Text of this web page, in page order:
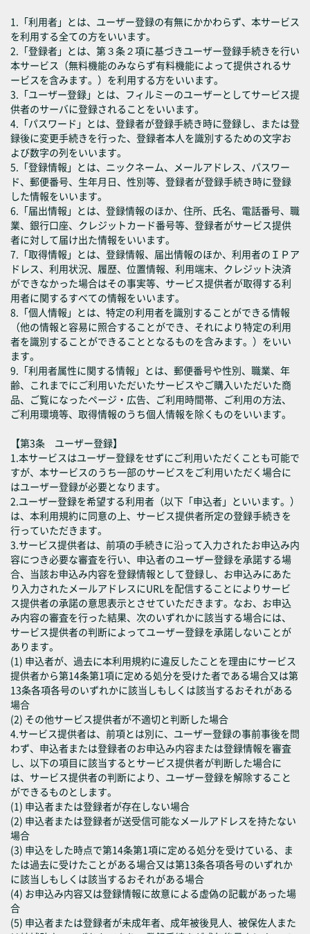
1.「利用者」とは、ユーザー登録の有無にかかわらず、本サービス
を利用する全ての方をいいます。
2.「登録者」とは、第３条２項に基づきユーザー登録手続きを行い
本サービス（無料機能のみならず有料機能によって提供されるサ
ービスを含みます。）を利用する方をいいます。
3.「ユーザー登録」とは、フィルミーのユーザーとしてサービス提
供者のサーバに登録されることをいいます。
4.「パスワード」とは、登録者が登録手続き時に登録し、または登
録後に変更手続きを行った、登録者本人を識別するための文字お
よび数字の列をいいます。
5.「登録情報」とは、ニックネーム、メールアドレス、パスワー
ド、郵便番号、生年月日、性別等、登録者が登録手続き時に登録
した情報をいいます。
6.「届出情報」とは、登録情報のほか、住所、氏名、電話番号、職
業、銀行口座、クレジットカード番号等、登録者がサービス提供
者に対して届け出た情報をいいます。
7.「取得情報」とは、登録情報、届出情報のほか、利用者のＩＰア
ドレス、利用状況、履歴、位置情報、利用端末、クレジット決済
ができなかった場合はその事実等、サービス提供者が取得する利
用者に関するすべての情報をいいます。
8.「個人情報」とは、特定の利用者を識別することができる情報
（他の情報と容易に照合することができ、それにより特定の利用
者を識別することができることとなるものを含みます。）をいい
ます。
9.「利用者属性に関する情報」とは、郵便番号や性別、職業、年
齢、これまでにご利用いただいたサービスやご購入いただいた商
品、ご覧になったページ・広告、ご利用時間帯、ご利用の方法、
ご利用環境等、取得情報のうち個人情報を除くものをいいます。
【第3条 ユーザー登録】
1.本サービスはユーザー登録をせずにご利用いただくことも可能で
すが、本サービスのうち一部のサービスをご利用いただく場合に
はユーザー登録が必要となります。
2.ユーザー登録を希望する利用者（以下「申込者」といいます。）
は、本利用規約に同意の上、サービス提供者所定の登録手続きを
行っていただきます。
3.サービス提供者は、前項の手続きに沿って入力されたお申込み内
容につき必要な審査を行い、申込者のユーザー登録を承諾する場
合、当該お申込み内容を登録情報として登録し、お申込みにあた
り入力されたメールアドレスにURLを配信することによりサービ
ス提供者の承諾の意思表示とさせていただきます。なお、お申込
み内容の審査を行った結果、次のいずれかに該当する場合には、
サービス提供者の判断によってユーザー登録を承諾しないことが
あります。
(1) 申込者が、過去に本利用規約に違反したことを理由にサービス
提供者から第14条第1項に定める処分を受けた者である場合又は第
13条各項各号のいずれかに該当しもしくは該当するおそれがある
場合
(2) その他サービス提供者が不適切と判断した場合
4.サービス提供者は、前項とは別に、ユーザー登録の事前事後を問
わず、申込者または登録者のお申込み内容または登録情報を審査
し、以下の項目に該当するとサービス提供者が判断した場合に
は、サービス提供者の判断により、ユーザー登録を解除すること
ができるものとします。
(1) 申込者または登録者が存在しない場合
(2) 申込者または登録者が送受信可能なメールアドレスを持たない
場合
(3) 申込をした時点で第14条第1項に定める処分を受けている、ま
たは過去に受けたことがある場合又は第13条各項各号のいずれか
に該当しもしくは該当するおそれがある場合
(4) お申込み内容又は登録情報に故意による虚偽の記載があった場
合
(5) 申込者または登録者が未成年者、成年被後見人、被保佐人また